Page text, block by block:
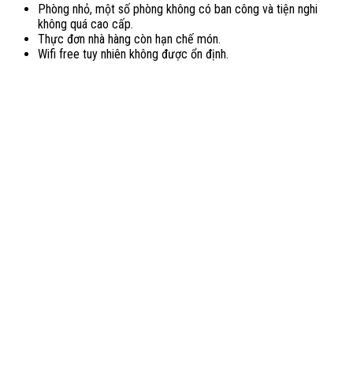
Phòng nhỏ, một số phòng không có ban công và tiện nghi
không quá cao cấp.
Thực đơn nhà hàng còn hạn chế món.
Wifi free tuy nhiên không được ổn định.